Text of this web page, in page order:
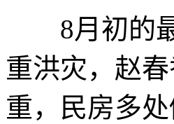
8月初的最
重洪灾，赵
重，民房多